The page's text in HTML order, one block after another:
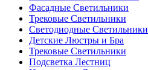
Фасадные Светильники
Трековые Светильники
Светодиодные Светильники
Детские Люстры и Бра
Трековые Светильники
Подсветка Лестниц